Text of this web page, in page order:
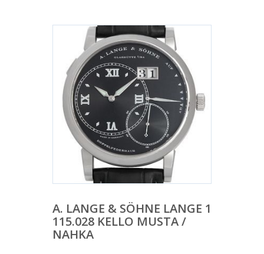
A. LANGE & SÖHNE LANGE 1
115.028 KELLO MUSTA /
NAHKA